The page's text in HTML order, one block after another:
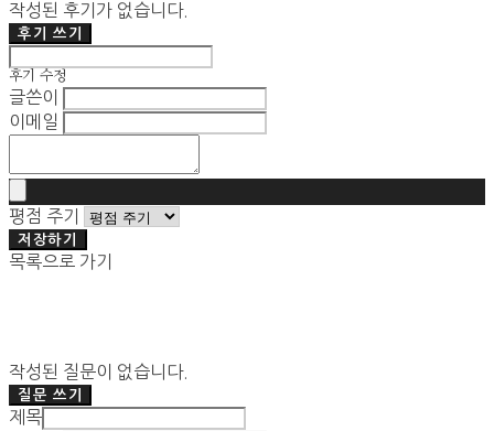
작성된 후기가 없습니다.
후기 쓰기
후기 수정
글쓴이
이메일
평점 주기
저장하기
목록으로 가기
작성된 질문이 없습니다.
질문 쓰기
제목